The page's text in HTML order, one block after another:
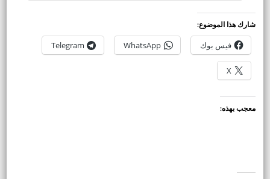
شارك هذا الموضوع:
فيس بوك WhatsApp
Telegram
X
معجب بهذه: